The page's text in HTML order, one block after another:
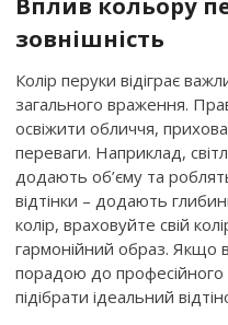
зовнішність
Колір перуки відіграє
загального враження.
освіжити обличчя,
переваги. Наприклад,
додають об’єму та
відтінки – додають
колір, враховуйте свій
гармонійний образ. Якщо
порадою до професійного
підібрати ідеальний